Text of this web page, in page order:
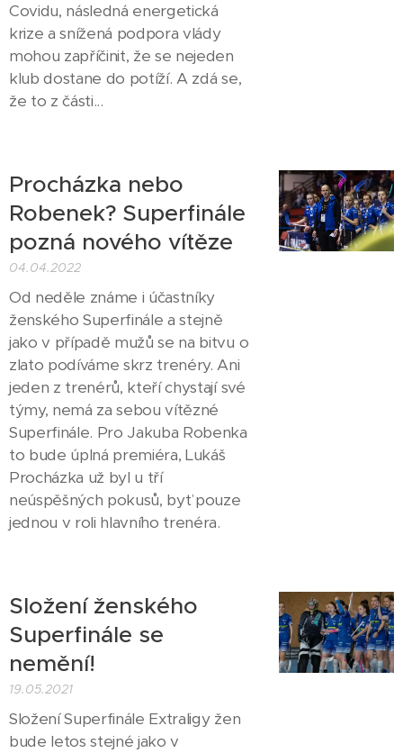
Covidu, následná energetická
krize a snížená podpora vlády
mohou zapříčinit, že se nejeden
klub dostane do potíží. A zdá se,
že to z části...
Procházka nebo
Robenek? Superfinále
pozná nového vítěze
04.04.2022
Od neděle známe i účastníky
ženského Superfinále a stejně
jako v případě mužů se na bitvu o
zlato podíváme skrz trenéry. Ani
jeden z trenérů, kteří chystají své
týmy, nemá za sebou vítězné
Superfinále. Pro Jakuba Robenka
to bude úplná premiéra, Lukáš
Procházka už byl u tří
neúspěšných pokusů, byť pouze
jednou v roli hlavního trenéra.
Složení ženského
Superfinále se
nemění!
19.05.2021
Složení Superfinále Extraligy žen
bude letos stejné jako v